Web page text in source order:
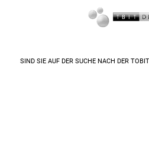
SIND SIE AUF DER SUCHE NACH DER